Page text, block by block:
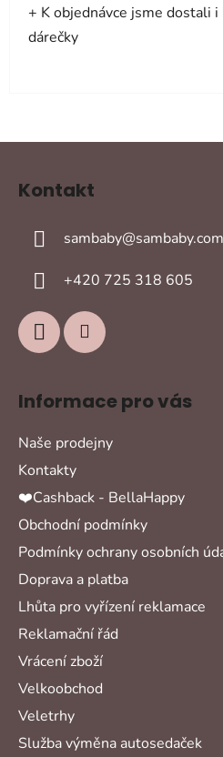
+ K objednávce jsme dostali
dárečky
Kontakt
sambaby@sambaby.com
+420 725 318 605
Informace pro vás
Naše prodejny
Kontakty
❤️Cashback - BellaHappy
Obchodní podmínky
Podmínky ochrany osobních
Doprava a platba
Lhůta pro vyřízení reklamace
Reklamační řád
Vrácení zboží
Velkoobchod
Veletrhy
Služba výměna autosedaček